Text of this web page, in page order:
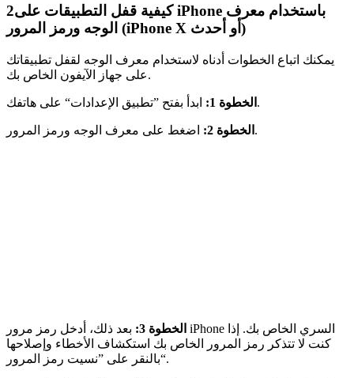
2كيفية قفل التطبيقات على iPhone باستخدام معرف
الوجه ورمز المرور (iPhone X أو أحدث)
يمكنك اتباع الخطوات أدناه لاستخدام معرف الوجه لقفل تطبيقاتك
على جهاز الآيفون الخاص بك.
الخطوة 1: ابدأ بفتح ”تطبيق الإعدادات“ على هاتفك.
الخطوة 2: اضغط على معرف الوجه ورمز المرور.
الخطوة 3:
بعد ذلك، أدخل رمز مرور iPhone السري الخاص بك. إذا
كنت لا تتذكر رمز المرور الخاص بك استكشاف الأخطاء وإصلاحها
بالنقر على ”نسيت رمز المرور“.